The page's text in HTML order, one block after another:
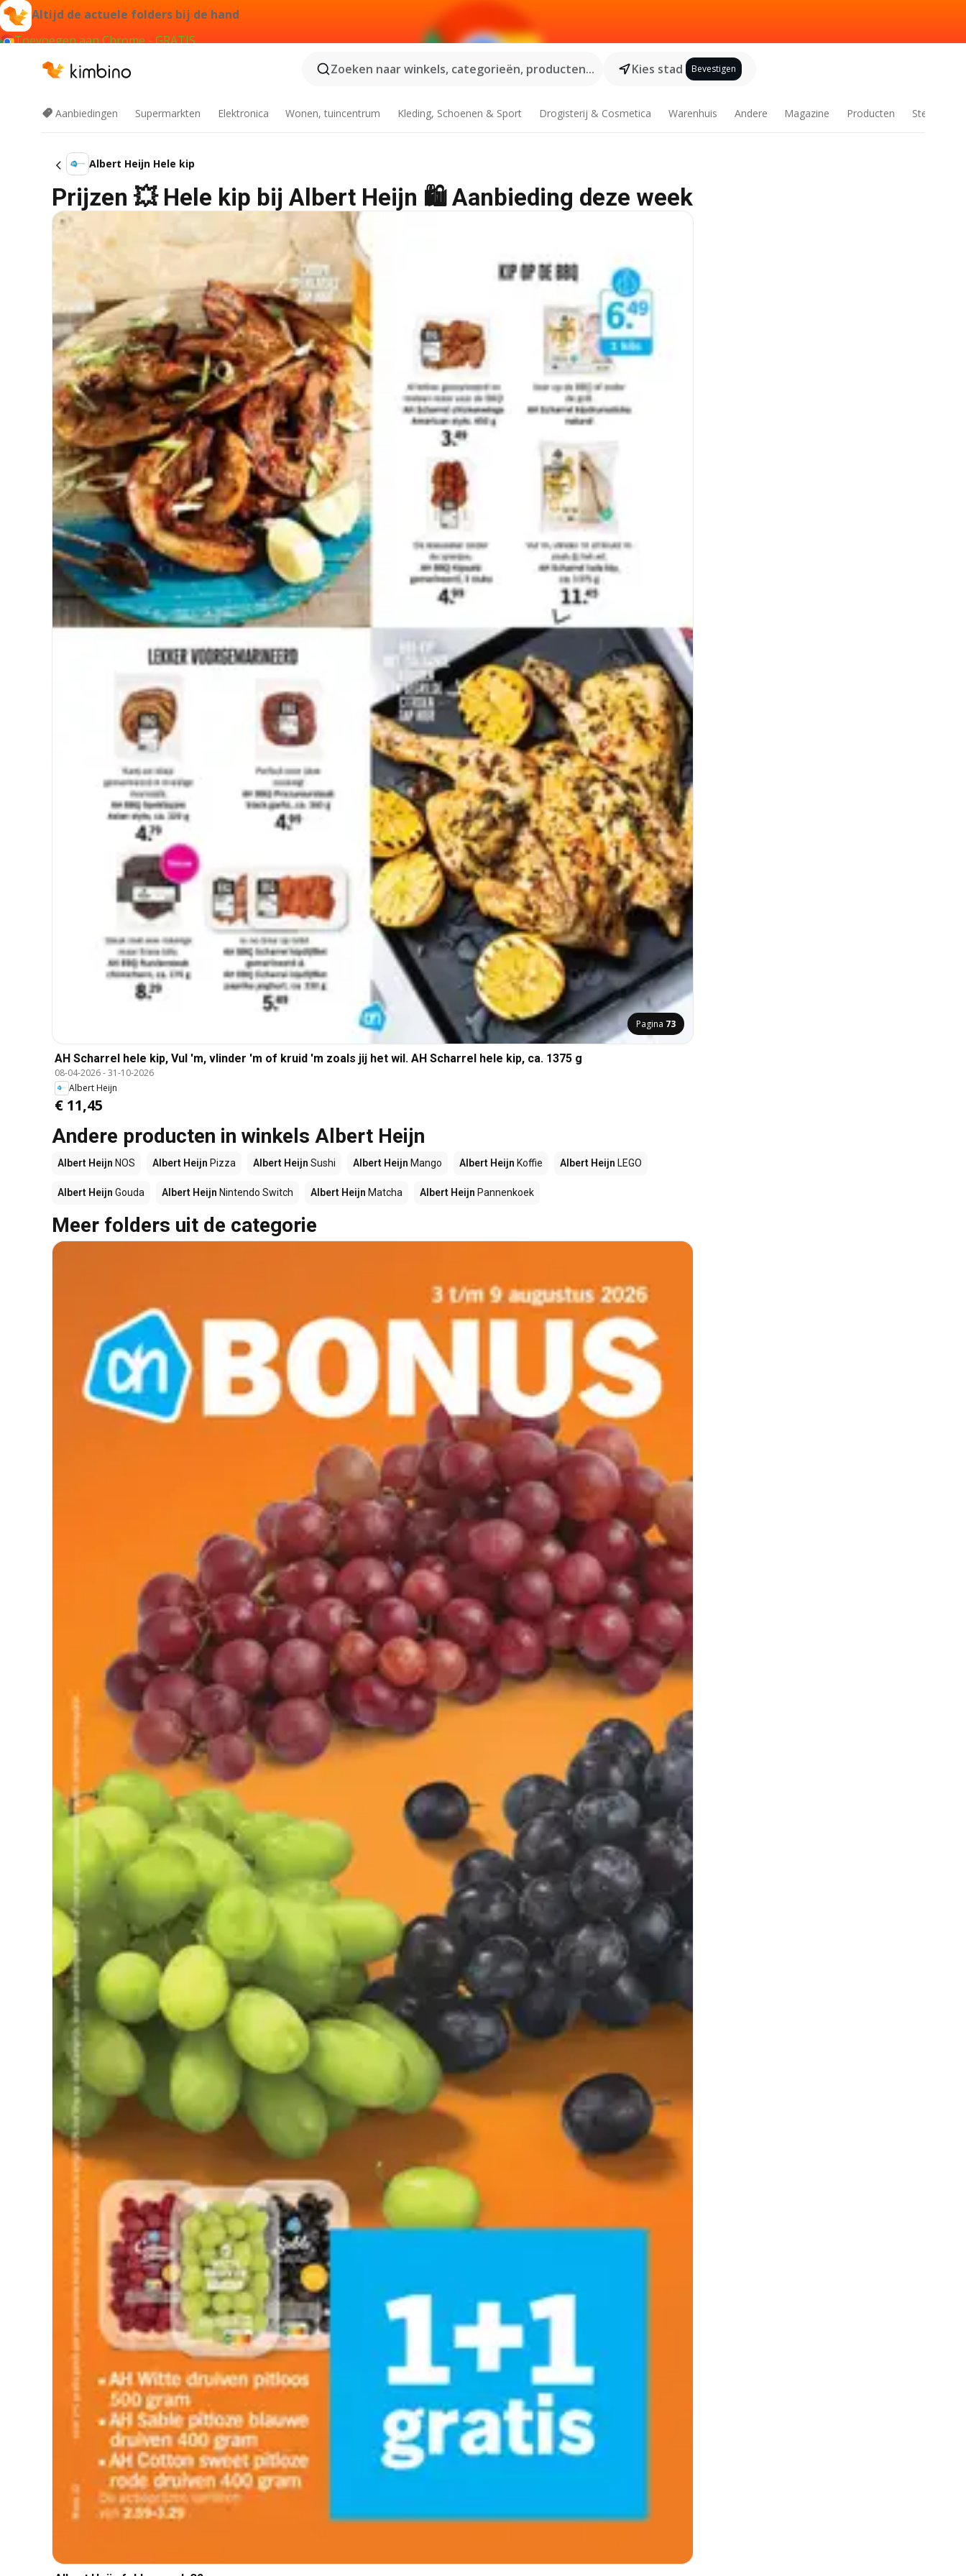
Altijd de actuele folders bij de hand
Toevoegen aan Chrome - GRATIS
Zoeken naar winkels, categorieën, producten...
Kies stad Bevestigen
Aanbiedingen Supermarkten Elektronica Wonen, tuincentrum Kleding, Schoenen & Sport Drogisterij & Cosmetica Warenhuis Andere Magazine Producten Steden
Albert Heijn Hele kip
Prijzen 💥 Hele kip bij Albert Heijn 🛍️ Aanbieding deze week
Pagina 73
AH Scharrel hele kip, Vul 'm, vlinder 'm of kruid 'm zoals jij het wil. AH Scharrel hele kip, ca. 1375 g
08-04-2026-31-10-2026
Albert Heijn
€ 11,45
Andere producten in winkels Albert Heijn
Albert Heijn NOS Albert Heijn Pizza Albert Heijn Sushi Albert Heijn Mango Albert Heijn Koffie Albert Heijn LEGO
Albert Heijn Gouda Albert Heijn Nintendo Switch Albert Heijn Matcha Albert Heijn Pannenkoek
Meer folders uit de categorie